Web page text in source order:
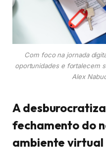
Com foco na jornada
oportunidades e fortalecem
Alex
A
fechamento do
ambiente virtual